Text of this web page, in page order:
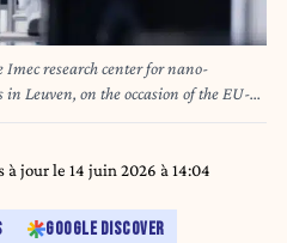
research center for nano-
Leuven, on the occasion of the EU-
the European Commission, Thursday
for the United States and
relations. BELGA PHOTO
à jour le 14 juin 2026 à 14:04
GOOGLE DISCOVER